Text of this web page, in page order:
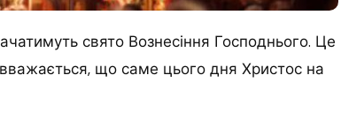
свято Вознесіння Господнього. Це
що саме цього дня Христос на